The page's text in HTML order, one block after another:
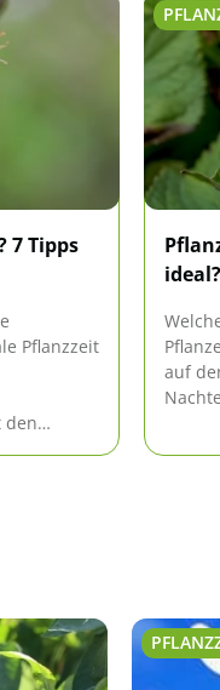
7 Tipps
Pflanzzeit
den
auf